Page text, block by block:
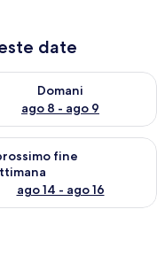
date
ago 7 - ago 8
Domani
ago 8 - ago 9
la disponibilità per
settimana, ago 7 - ago
fine
ago 14 - ago 16
la disponibilità per il